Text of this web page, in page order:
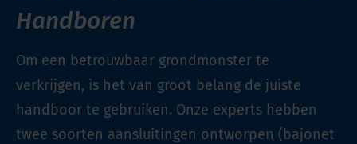
Handboren
Om een betrouwbaar grondmonster te
verkrijgen, is het van groot belang de juiste
handboor te gebruiken. Onze experts hebben
twee soorten aansluitingen ontworpen (bajonet